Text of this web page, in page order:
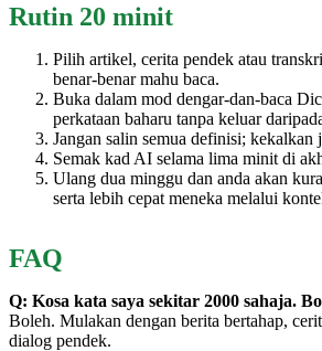
Rutin 20 minit
Pilih artikel, cerita pendek atau
benar-benar mahu baca.
Buka dalam mod dengar-dan-baca
perkataan baharu tanpa keluar
Jangan salin semua definisi; kekalkan
Semak kad AI selama lima minit di
Ulang dua minggu dan anda akan
serta lebih cepat meneka melalui
FAQ
Q: Kosa kata saya sekitar 2000 sahaja.
Boleh. Mulakan dengan berita bertahap,
dialog pendek.